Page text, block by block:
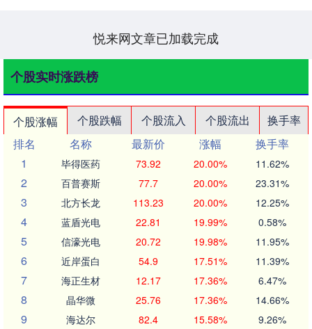
悦来网文章已加载完成
个股实时涨跌榜
个股涨幅 个股跌幅 个股流入 个股流出
换手率
排名
名称 最新价 涨幅
换手率
1
毕得医药 73.92 20.00% 11.62%
2 百普赛斯 77.7 20.00% 23.31%
3 北方长龙 113.23 20.00% 12.25%
4 蓝盾光电 22.81 19.99% 0.58%
5 信濠光电 20.72 19.98% 11.95%
6 近岸蛋白 54.9 17.51% 11.39%
7 海正生材 12.17 17.36% 6.47%
8 晶华微 25.76 17.36% 14.66%
9 海达尔 82.4 15.58% 9.26%